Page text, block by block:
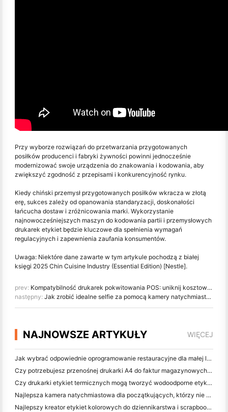
Przy wyborze rozwiązań do przetwarzania przygotowanych
posiłków producenci i fabryki żywności powinni jednocześnie
modernizować swoje urządzenia do znakowania i kodowania, aby
zwiększyć zgodność z przepisami i konkurencyjność rynku.
Kiedy chiński przemysł przygotowanych posiłków wkracza w złotą
erę, sukces zależy od opanowania standaryzacji, doskonałości
łańcucha dostaw i zróżnicowania marki. Wykorzystanie
najnowocześniejszych maszyn do kodowania partii i przemysłowych
drukarek etykiet będzie kluczowe dla spełnienia wymagań
regulacyjnych i zapewnienia zaufania konsumentów.
Uwaga: Niektóre dane zawarte w tym artykule pochodzą z białej
księgi 2025 Chin Cuisine Industry (Essential Edition) [Nestle].
prev: Kompatybilność drukarek pokwitowania POS: uniknij kosztownych przestojów w 2025
następny: Jak zrobić idealne selfie za pomocą kamery natychmiastowej
NAJNOWSZE ARTYKUŁY WIĘCEJ
Jak wybrać odpowiednie oprogramowanie restauracyjne dla małej lub średniej restauracji
Czy potrzebujesz przenośnej drukarki A4 do faktur magazynowych? Co naprawdę działa
Czy drukarki etykiet termicznych mogą tworzyć wodoodporne etykiety dla produktów małych firm?
Najlepsza kamera natychmiastowa dla początkujących, którzy nie chcą marnować papieru
Najlepszy kreator etykiet kolorowych do dziennikarstwa i scrapbooking: dodaj więcej kolorów do każdej strony